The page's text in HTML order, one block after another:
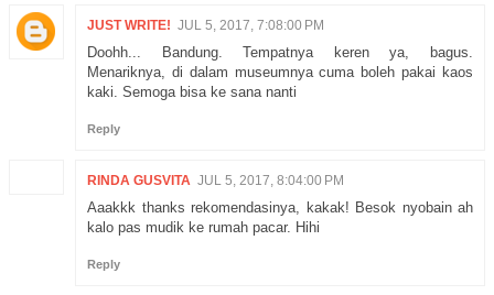
JUST WRITE! JUL 5, 2017, 7:08:00 PM
Doohh... Bandung. Tempatnya keren ya, bagus.
Menariknya, di dalam museumnya cuma boleh pakai kaos
kaki. Semoga bisa ke sana nanti
Reply
RINDA GUSVITA JUL 5, 2017, 8:04:00 PM
Aaakkk thanks rekomendasinya, kakak! Besok nyobain ah
kalo pas mudik ke rumah pacar. Hihi
Reply